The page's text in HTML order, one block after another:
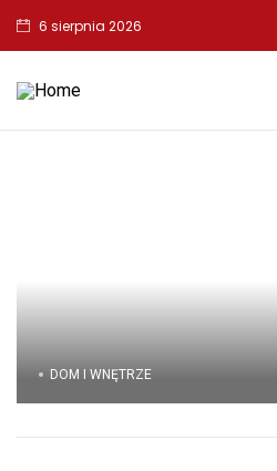
6 sierpnia 2026
DOM I WNĘTRZE